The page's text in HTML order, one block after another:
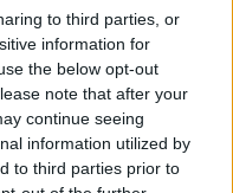
to third parties, or
information for
the below opt-out
note that after your
continue seeing
information utilized by
to third parties prior to
που θα γίνει το νέο
κατακλύσει το